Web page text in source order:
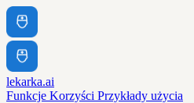
lekarka.ai
Funkcje Korzyści Przykłady użycia